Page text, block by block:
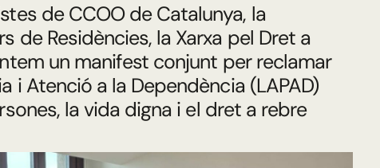
de CCOO de Catalunya, la
de Residències, la Xarxa pel Dret a
un manifest conjunt per reclamar
i Atenció a la Dependència (LAPAD)
la vida digna i el dret a rebre